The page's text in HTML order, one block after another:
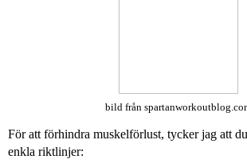
bild från
För att förhindra muskelförlust, tycker jag att
enkla riktlinjer: